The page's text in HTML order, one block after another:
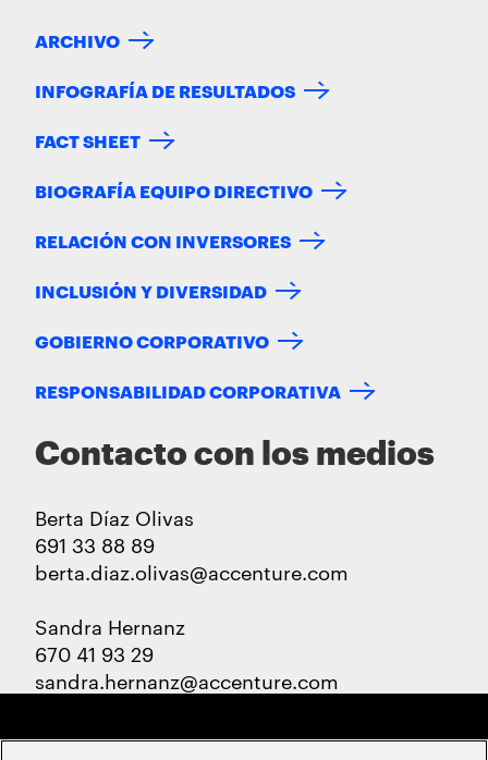
ARCHIVO
INFOGRAFÍA DE RESULTADOS
FACT SHEET
BIOGRAFÍA EQUIPO DIRECTIVO
RELACIÓN CON INVERSORES
INCLUSIÓN Y DIVERSIDAD
GOBIERNO CORPORATIVO
RESPONSABILIDAD CORPORATIVA
Contacto con los medios
Berta Díaz Olivas
691 33 88 89
berta.diaz.olivas@accenture.com
Sandra Hernanz
670 41 93 29
sandra.hernanz@accenture.com